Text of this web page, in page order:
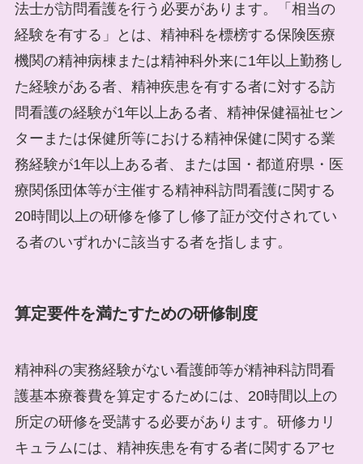
法士が訪問看護を行う必要があります。「相当の
経験を有する」とは、精神科を標榜する保険医療
機関の精神病棟または精神科外来に1年以上勤務し
た経験がある者、精神疾患を有する者に対する訪
問看護の経験が1年以上ある者、精神保健福祉セン
ターまたは保健所等における精神保健に関する業
務経験が1年以上ある者、または国・都道府県・医
療関係団体等が主催する精神科訪問看護に関する
20時間以上の研修を修了し修了証が交付されてい
る者のいずれかに該当する者を指します。
算定要件を満たすための研修制度
精神科の実務経験がない看護師等が精神科訪問看
護基本療養費を算定するためには、20時間以上の
所定の研修を受講する必要があります。研修カリ
キュラムには、精神疾患を有する者に関するアセ